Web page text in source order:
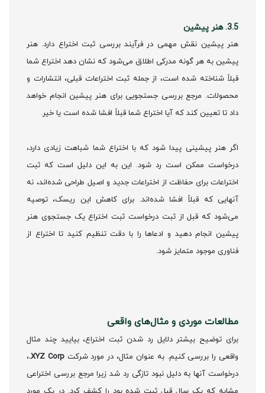
3.5. هنر پیشین
هنر پیشین نقش مهمی در فرآیند بررسی ثبت اختراع دارد. هنر
پیشین به هر گونه مدرکی اطلاق می‌شود که نشان دهد اختراع شما
قبلاً شناخته شده است، از جمله ثبت اختراعات قبلی، انتشارات و
محصولات. مرجع بررسی جستجویی برای هنر پیشین انجام خواهد
داد تا تعیین کند که آیا اختراع شما قبلاً افشا شده است یا خیر.
اگر هنر پیشینی پیدا شود که با اختراع شما شباهت زیادی دارد،
درخواست ممکن است رد شود. این به این دلیل است که ثبت
اختراعات برای حفاظت از اختراعات جدید و اصیل طراحی شده‌اند، نه
آنهایی که قبلاً افشا شده‌اند. برای کاهش این ریسک، توصیه
می‌شود که قبل از ثبت درخواست ثبت اختراع یک جستجوی هنر
پیشین انجام دهید و ادعاها را با دقت تنظیم کنید تا اختراع از
فناوری موجود متمایز شود.
مطالعات موردی و مثال‌های واقعی
برای توضیح بیشتر دلایل رد شدن ثبت اختراع، بیایید چند مثال
واقعی را بررسی کنیم. به عنوان مثال، در مورد شرکتXYZ Corp.،
درخواست آنها به دلیل نبود تازگی رد شد زیرا مرجع بررسی اختراعی